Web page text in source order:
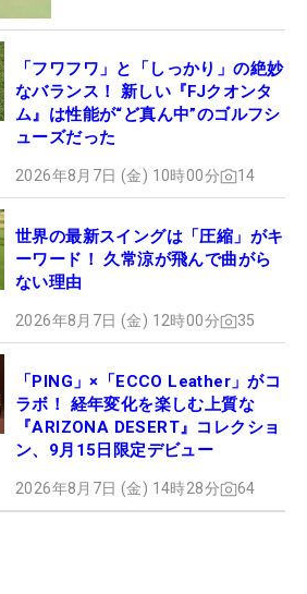
「フワフワ」と「しっかり」の絶妙
なバランス！ 新しい『FJクオンタ
ム』は性能が“ど真ん中”のゴルフシ
ューズだった
2026年8月7日 (金) 10時00分 14
世界の最新スイングは「圧縮」がキ
ーワード！ 久常涼が飛んで曲がら
ない理由
2026年8月7日 (金) 12時00分 35
「PING」×「ECCO Leather」がコ
ラボ！ 経年変化を楽しむ上質な
『ARIZONA DESERT』コレクショ
ン、9月15日限定デビュー
2026年8月7日 (金) 14時28分 64